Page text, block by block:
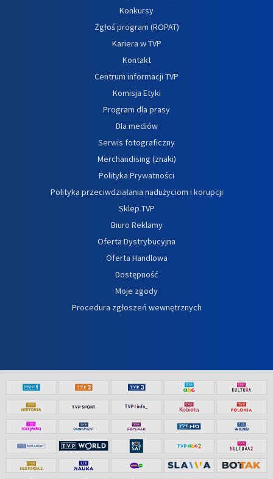
Konkursy
Zgłoś program (ROPAT)
Kariera w TVP
Kontakt
Centrum informacji TVP
Komisja Etyki
Program dla prasy
Dla mediów
Serwis fotograficzny
Merchandising (znaki)
Polityka Prywatności
Polityka przeciwdziałania nadużyciom i korupcji
Sklep TVP
Biuro Reklamy
Oferta Dystrybucyjna
Oferta Handlowa
Dostępność
Moje zgody
Procedura zgłoszeń wewnętrznych